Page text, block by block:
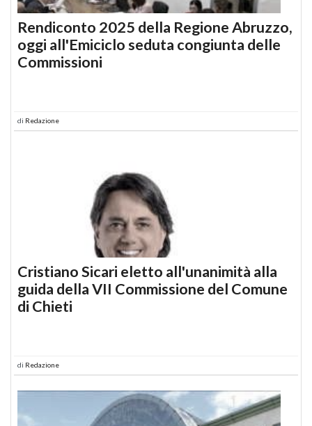
Rendiconto 2025 della Regione Abruzzo,
oggi all'Emiciclo seduta congiunta delle
Commissioni
di Redazione
Cristiano Sicari eletto all'unanimità alla
guida della VII Commissione del Comune
di Chieti
di Redazione